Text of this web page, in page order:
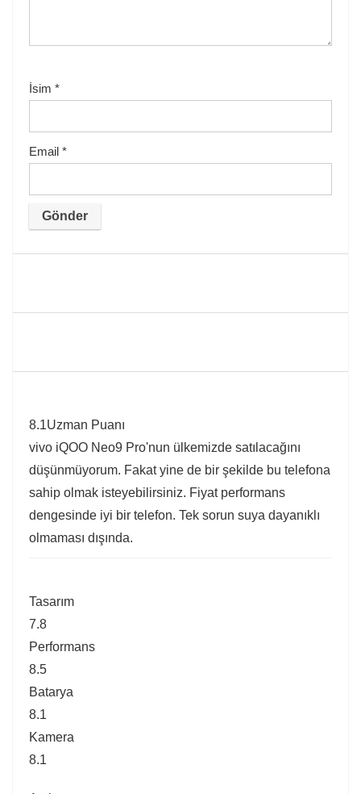
İsim *
Email *
8.1Uzman Puanı
vivo iQOO Neo9 Pro'nun ülkemizde satılacağını
düşünmüyorum. Fakat yine de bir şekilde bu telefona
sahip olmak isteyebilirsiniz. Fiyat performans
dengesinde iyi bir telefon. Tek sorun suya dayanıklı
olmaması dışında.
Tasarım
7.8
Performans
8.5
Batarya
8.1
Kamera
8.1